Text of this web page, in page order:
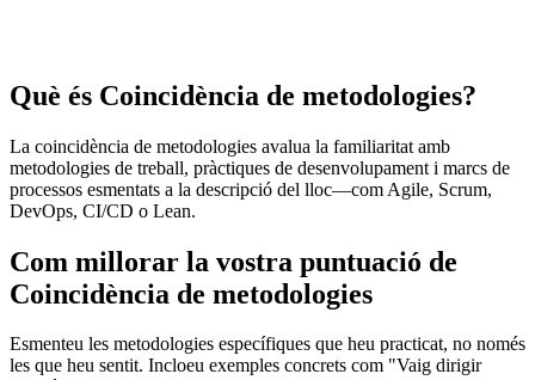
Què és Coincidència de metodologies?
La coincidència de metodologies avalua la familiaritat amb
metodologies de treball, pràctiques de desenvolupament i marcs de
processos esmentats a la descripció del lloc—com Agile, Scrum,
DevOps, CI/CD o Lean.
Com millorar la vostra puntuació de
Coincidència de metodologies
Esmenteu les metodologies específiques que heu practicat, no només
les que heu sentit. Incloeu exemples concrets com "Vaig dirigir